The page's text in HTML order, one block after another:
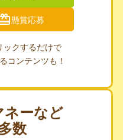
懸賞応募
ックするだけで
コンテンツも！
ネーなど
数